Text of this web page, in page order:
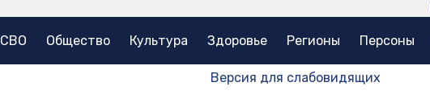
СВО Общество Культура Здоровье Регионы Персоны
Версия для слабовидящих